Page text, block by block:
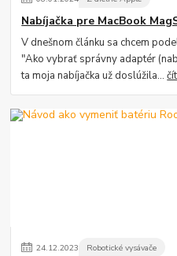
Nabíjačka pre MacBook
V dnešnom článku sa chcem
"Ako vybrať správny adaptér
ta moja nabíjačka už doslúžila...
24.12.2023 Robotické vysávače